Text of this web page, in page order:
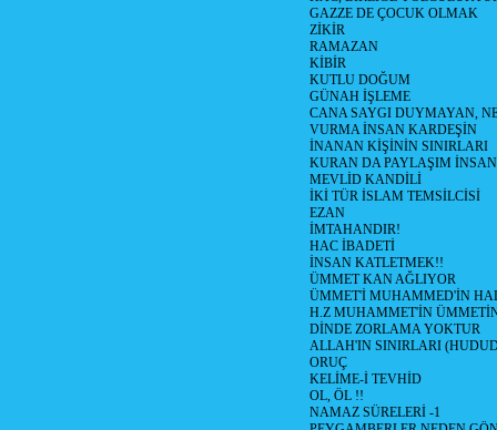
GAZZE DE ÇOCUK OLMAK
ZİKİR
RAMAZAN
KİBİR
KUTLU DOĞUM
GÜNAH İŞLEME
CANA SAYGI DUYMAYAN,
VURMA İNSAN KARDEŞİN
İNANAN KİŞİNİN SINIRLARI
KURAN DA PAYLAŞIM
MEVLİD KANDİLİ
İKİ TÜR İSLAM TEMSİLCİSİ
EZAN
İMTAHANDIR!
HAC İBADETİ
İNSAN KATLETMEK!!
ÜMMET KAN AĞLIYOR
ÜMMET'İ MUHAMMED'İN
H.Z MUHAMMET'İN
DİNDE ZORLAMA YOKTUR
ALLAH'IN SINIRLARI
ORUÇ
KELİME-İ TEVHİD
OL, ÖL !!
NAMAZ SÜRELERİ -1